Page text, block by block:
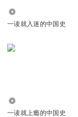
一读就入迷的中国史
一读就上瘾的中国史